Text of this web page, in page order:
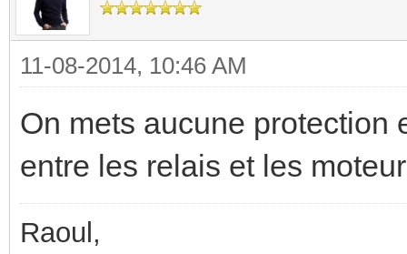
11-08-2014, 10:46 AM
On mets aucune protection
entre les relais et les
Raoul,